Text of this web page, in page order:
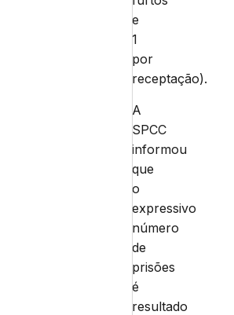
e
1
por
receptação).
A
SPCC
informou
que
o
expressivo
número
de
prisões
é
resultado